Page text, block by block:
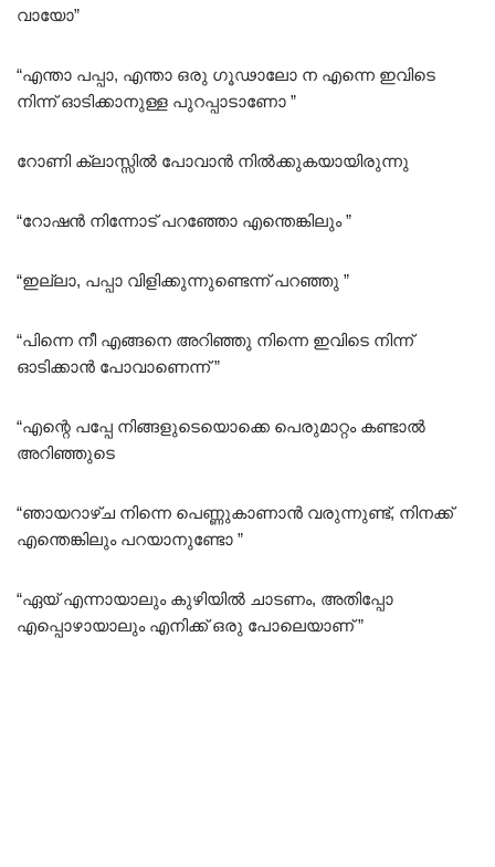
വായോ”
“എന്താ പപ്പാ, എന്താ ഒരു ഗൂഢാലോ ന എന്നെ ഇവിടെ
നിന്ന് ഓടിക്കാനുള്ള പുറപ്പാടാണോ ”
റോണി ക്ലാസ്സിൽ പോവാൻ നിൽക്കുകയായിരുന്നു
“റോഷൻ നിന്നോട് പറഞ്ഞോ എന്തെങ്കിലും ”
“ഇല്ലാ, പപ്പാ വിളിക്കുന്നുണ്ടെന്ന് പറഞ്ഞു ”
“പിന്നെ നീ എങ്ങനെ അറിഞ്ഞു നിന്നെ ഇവിടെ നിന്ന്
ഓടിക്കാൻ പോവാണെന്ന് ”
“എന്റെ പപ്പേ നിങ്ങളുടെയൊക്കെ പെരുമാറ്റം കണ്ടാൽ
അറിഞ്ഞുടെ
“ഞായറാഴ്ച നിന്നെ പെണ്ണുകാണാൻ വരുന്നുണ്ട്, നിനക്ക്
എന്തെങ്കിലും പറയാനുണ്ടോ ”
“ഏയ് എന്നായാലും കുഴിയിൽ ചാടണം, അതിപ്പോ
എപ്പൊഴായാലും എനിക്ക് ഒരു പോലെയാണ് ”